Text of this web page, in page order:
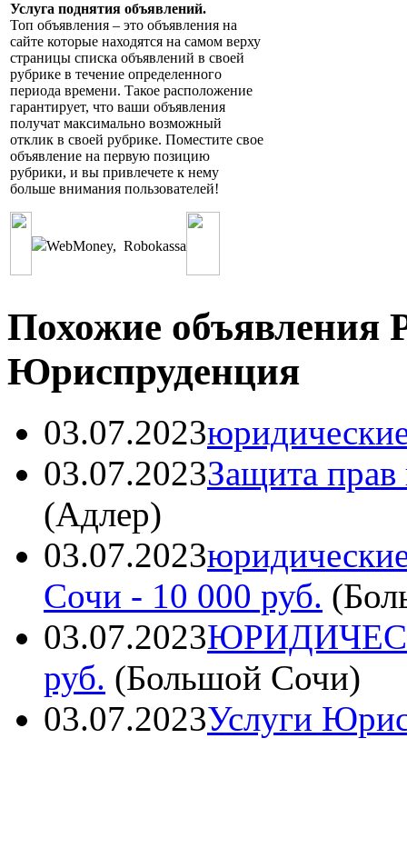
Услуга поднятия объявлений.
Топ объявления – это объявления на
сайте которые находятся на самом верху
страницы списка объявлений в своей
рубрике в течение определенного
периода времени. Такое расположение
гарантирует, что ваши объявления
получат максимально возможный
отклик в своей рубрике. Поместите свое
объявление на первую позицию
рубрики, и вы привлечете к нему
больше внимания пользователей!
WebMoney, Robokassa
Похожие объявления
Юриспруденция
03.07.2023
03.07.2023Защита прав
(Адлер)
03.07.2023
Сочи - 10 000 руб. (
03.07.2023
руб. (Большой Сочи)
03.07.2023Услуги